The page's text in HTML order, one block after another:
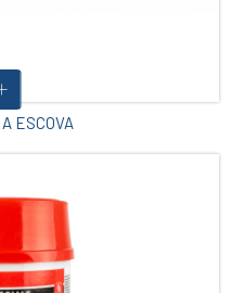
ESCOVA